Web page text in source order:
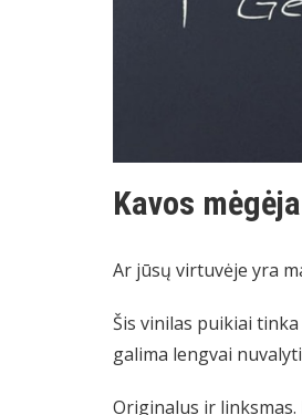
Kavos
Ar jūsų virtuvėje yra
Šis vinilas puikiai
galima lengvai
Originalus ir